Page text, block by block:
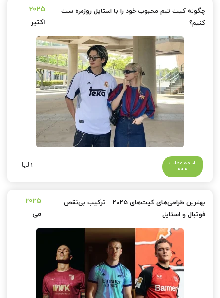
چگونه کیت تیم محبوب خود را با استایل روزمره ست
کنیم؟
2025
اکتبر
ادامه مطلب 1
بهترین طراحی‌های کیت‌های 2025 – ترکیب بی‌نقص
فوتبال و استایل
2025
می